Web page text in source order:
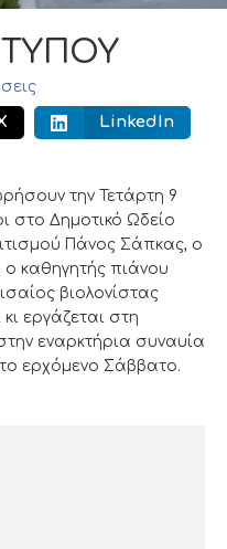
LinkedIn
την Τετάρτη 9
στο Δημοτικό Ωδείο
Πάνος Σάπκας, ο
ο καθηγητής πιάνου
βιολονίστας
εργάζεται στη
εναρκτήρια συναυία
ερχόμενο Σάββατο.